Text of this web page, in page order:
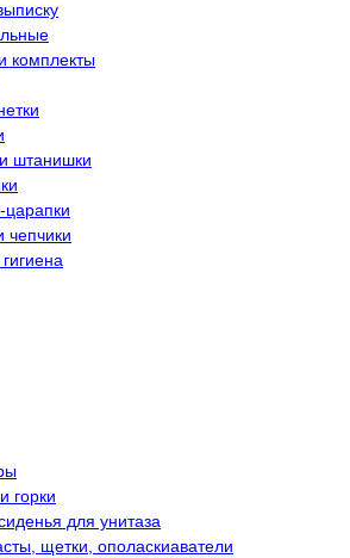
комплекты
штанишки
царапки
чепчики
горки
для унитаза
щетки, ополаскиаватели